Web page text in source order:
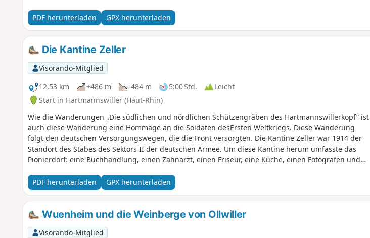
PDF herunterladen GPX herunterladen
Die Kantine Zeller
Visorando-Mitglied
12,53 km
+486 m -484 m 5:00 Std.
Leicht
Start in Hartmannswiller (Haut-Rhin)
Wie die Wanderungen „Die südlichen und nördlichen Schützengräben des Hartmannswillerkopf” ist
auch diese Wanderung eine Hommage an die Soldaten desErsten Weltkriegs. Diese Wanderung
folgt den deutschen Versorgungswegen, die die Front versorgten. Die Kantine Zeller war 1914 der
Standort des Stabes des Sektors II der deutschen Armee. Um diese Kantine herum umfasste das
Pionierdorf: eine Buchhandlung, einen Zahnarzt, einen Friseur, eine Küche, einen Fotografen und
des Anwesens von Ollwiller hätten beinahe die Hunde losgelassen. Seien Sie sehr vorsichtig,
nähern Sie sich dem Anwesen nicht. Wartet auf Änderung...
PDF herunterladen GPX herunterladen
Wuenheim und die Weinberge von Ollwiller
Visorando-Mitglied